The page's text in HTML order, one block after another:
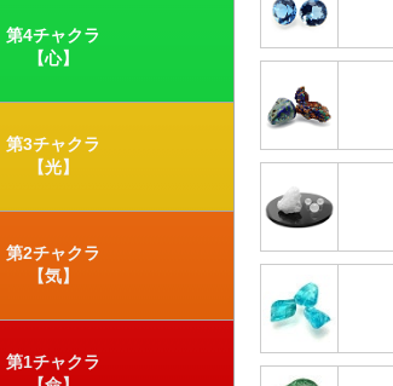
第4チャクラ
【心】
第3チャクラ
【光】
第2チャクラ
【気】
第1チャクラ